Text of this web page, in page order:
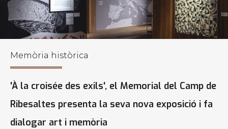
Memòria històrica
'À la croisée des exils', el Memorial del Camp de
Ribesaltes presenta la seva nova exposició i fa
dialogar art i memòria